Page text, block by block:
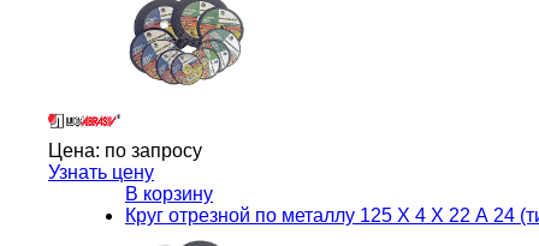
Цена: по запросу
Узнать цену
В корзину
Круг отрезной по металлу 125 Х 4 Х 22 А 24